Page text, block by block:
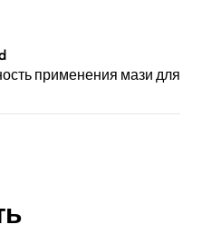
применения мази для